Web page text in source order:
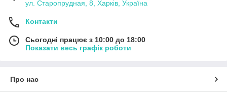
ул. Старопрудная, 8, Харків, Україна
Контакти
Сьогодні працює з 10:00 до 18:00
Показати весь графік роботи
Про нас